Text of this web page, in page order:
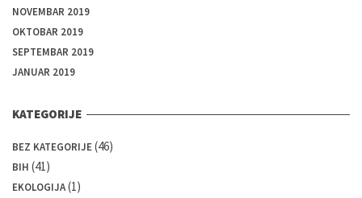
NOVEMBAR 2019
OKTOBAR 2019
SEPTEMBAR 2019
JANUAR 2019
KATEGORIJE
BEZ KATEGORIJE(46)
BIH (41)
EKOLOGIJA(1)